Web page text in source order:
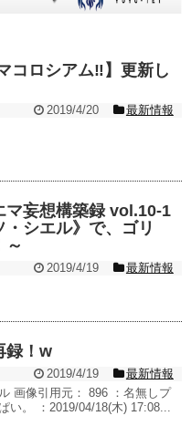
コロシアム‼︎】更新し
2019/4/20
最新情報
マ妄想構築録 vol.10-1
・シエル》で、ゴリ
～
2019/4/19
最新情報
録！w
2019/4/19
最新情報
画像引用元： 896 ：名無しプ
い。 ：2019/04/18(木) 17:08...